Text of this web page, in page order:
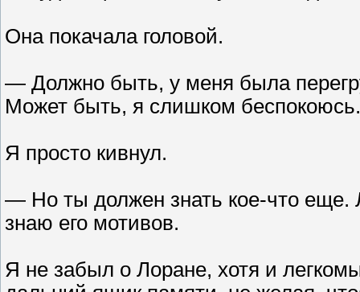
Она покачала головой.
— Должно быть, у меня была
Может быть, я слишком беспокоюсь.
Я просто кивнул.
— Но ты должен знать кое-что еще.
знаю его мотивов.
Я не забыл о Лоране, хотя и